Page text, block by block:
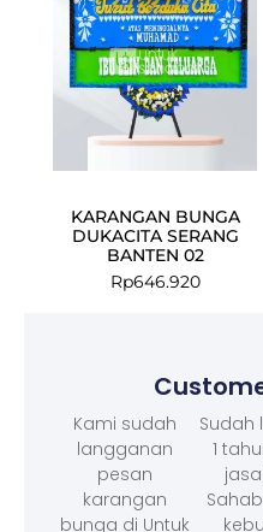
KARANGAN BUNGA
DUKACITA SERANG
BANTEN 02
Rp646.920
Kami sudah
langganan
pesan
karangan
bunga di Untuk
Sudah
1